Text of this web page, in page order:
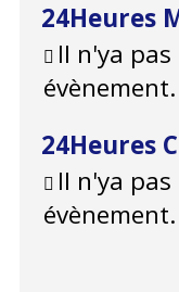
24Heures
Il n'ya
évènement.
24Heures
Il n'ya
évènement.